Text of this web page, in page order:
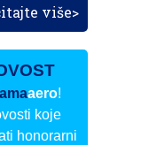
više>
aero!
koje
honorarni